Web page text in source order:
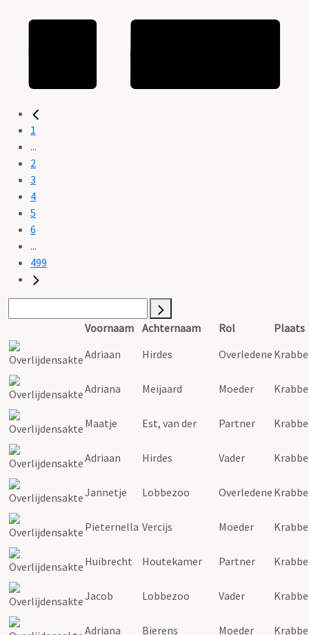
1
...
2
3
4
5
6
...
499
Voornaam Achternaam Rol
Plaats
Adriaan
Hirdes Overledene
Adriana Meijaard Moeder
Maatje Est, van der Partner
Adriaan Hirdes Vader
Jannetje Lobbezoo Overledene
Pieternella Vercijs Moeder
Huibrecht Houtekamer Partner
Jacob Lobbezoo Vader
Adriana Bierens Moeder